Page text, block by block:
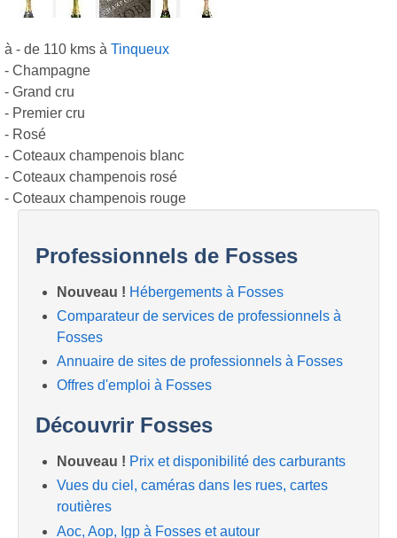
à - de 110 kms à Tinqueux
- Champagne
- Grand cru
- Premier cru
- Rosé
- Coteaux champenois blanc
- Coteaux champenois rosé
- Coteaux champenois rouge
Professionnels de Fosses
Nouveau ! Hébergements à Fosses
Comparateur de services de professionnels à
Fosses
Annuaire de sites de professionnels à Fosses
Offres d'emploi à Fosses
Découvrir Fosses
Nouveau ! Prix et disponibilité des carburants
Vues du ciel, caméras dans les rues, cartes
routières
Aoc, Aop, Igp à Fosses et autour